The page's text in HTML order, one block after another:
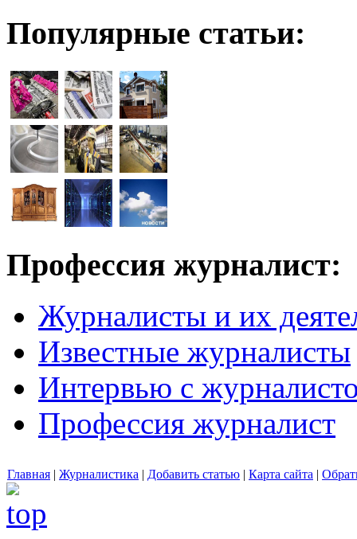
Популярные статьи:
Профессия журналист:
Журналисты и их
Известные журналисты
Интервью с
Профессия журналист
Главная | Журналистика | Добавить статью | Карта сайта |